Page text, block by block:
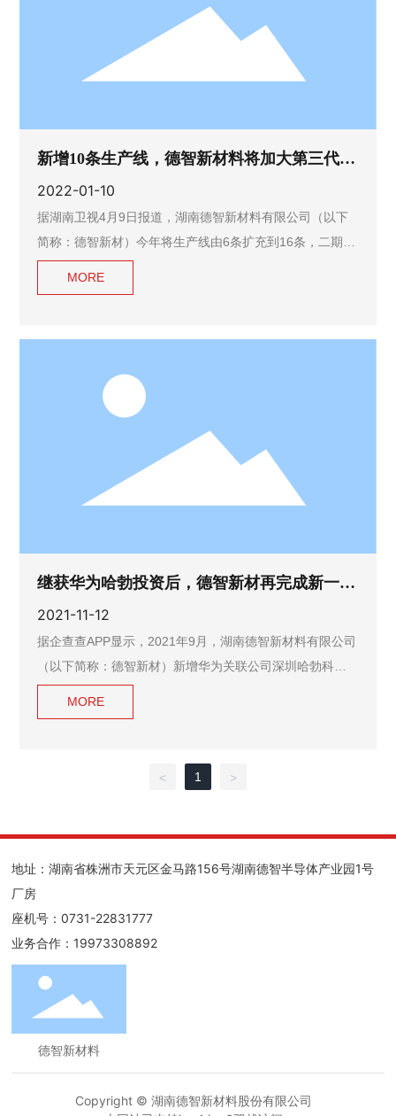
新增10条生产线，德智新材料将加大第三代半
导体产能投入
2022-01-10
据湖南卫视4月9日报道，湖南德智新材料有限公司（以下
简称：德智新材）今年将生产线由6条扩充到16条，二期项
MORE
继获华为哈勃投资后，德智新材再完成新一轮
融资
2021-11-12
据企查查APP显示，2021年9月，湖南德智新材料有限公司
（以下简称：德智新材）新增华为关联公司深圳哈勃科技
471.98万元人民币增加至1766.38万元人民币，增幅为2
MORE
< 1 >
地址：湖南省株洲市天元区金马路156号湖南德智半导体产业园1号
厂房
座机号：0731-22831777
业务合作： 19973308892
德智新材料
Copyright © 湖南德智新材料股份有限公司